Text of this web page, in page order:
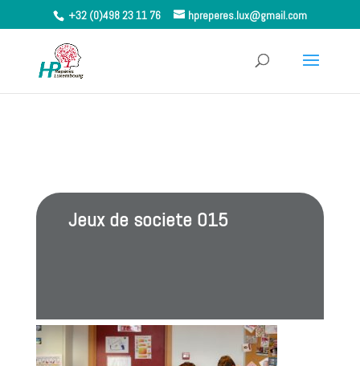
+32 (0)498 23 11 76 hpreperes.lux@gmail.com
Jeux de societe 015